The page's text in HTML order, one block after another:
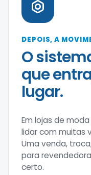
DEPOIS, A
O
que
lugar.
Em lojas de
lidar com muitas
Uma venda,
para
certo.